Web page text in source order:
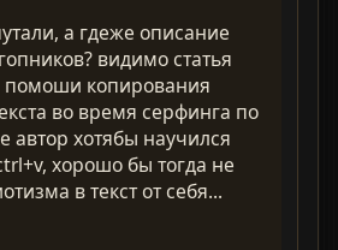
а гдеже описание
видимо статья
помоши копирования
во время серфинга по
автор хотябы научился
хорошо бы тогда не
в текст от себя...